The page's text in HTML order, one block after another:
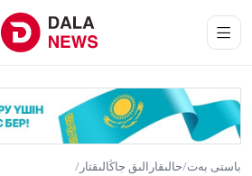
باستى بەت/حالىقارالىق جاڭالىقتار /